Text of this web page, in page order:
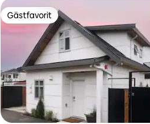
Gästfavorit
Gästfavorit